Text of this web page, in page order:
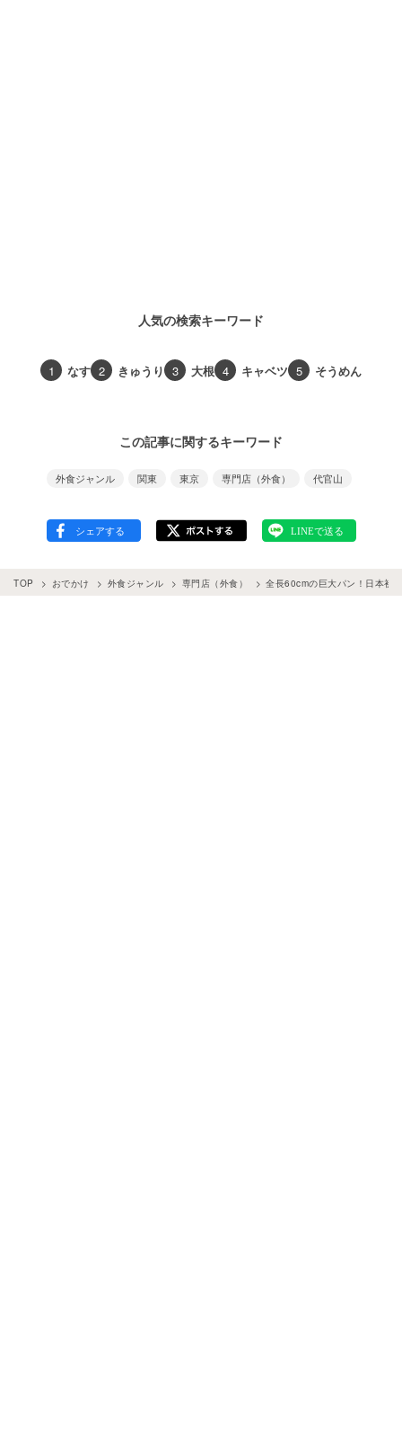
人気の検索キーワード
1 なす 2 きゅうり 3 大根 4 キャベツ 5 そうめん
この記事に関するキーワード
外食ジャンル 関東 東京 専門店（外食） 代官山
TOP おでかけ 外食ジャンル 専門店（外食） 全長60cmの巨大パン！日本初